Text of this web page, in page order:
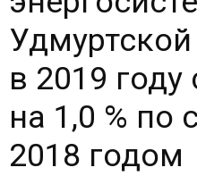
в 2019 году
на 1,0 % по
2018 годом